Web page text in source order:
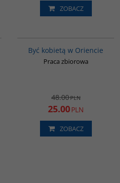
ZOBACZ
Być kobietą w Oriencie
Praca zbiorowa
48.00PLN
25.00PLN
ZOBACZ